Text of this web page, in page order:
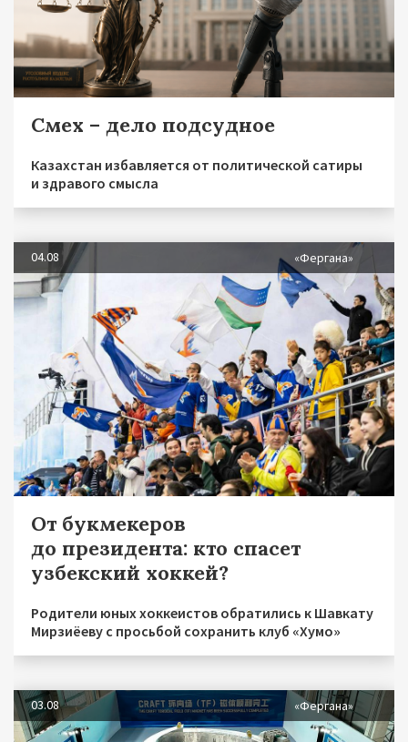
Смех – дело подсудное
Казахстан избавляется от политической сатиры
и здравого смысла
04.08 «Фергана»
От букмекеров
до президента: кто спасет
узбекский хоккей?
Родители юных хоккеистов обратились к Шавкату
Мирзиёеву с просьбой сохранить клуб «Хумо»
03.08 «Фергана»